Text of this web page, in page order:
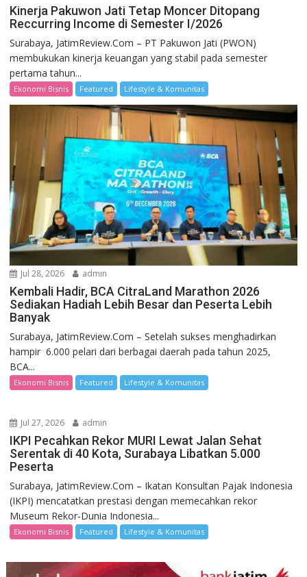
Kinerja Pakuwon Jati Tetap Moncer Ditopang
Reccurring Income di Semester I/2026
Surabaya, JatimReview.Com – PT Pakuwon Jati (PWON)
membukukan kinerja keuangan yang stabil pada semester
pertama tahun...
Ekonomi Bisnis Featured Lifestyle & Komunitas
Jul 28, 2026 admin
Kembali Hadir, BCA CitraLand Marathon 2026
Sediakan Hadiah Lebih Besar dan Peserta Lebih
Banyak
Surabaya, JatimReview.Com – Setelah sukses menghadirkan
hampir 6.000 pelari dari berbagai daerah pada tahun 2025,
BCA...
Ekonomi Bisnis Featured Lifestyle & Komunitas
Jul 27, 2026 admin
IKPI Pecahkan Rekor MURI Lewat Jalan Sehat
Serentak di 40 Kota, Surabaya Libatkan 5.000
Peserta
Surabaya, JatimReview.Com – Ikatan Konsultan Pajak Indonesia
(IKPI) mencatatkan prestasi dengan memecahkan rekor
Museum Rekor-Dunia Indonesia...
Ekonomi Bisnis Featured Lifestyle & Komunitas